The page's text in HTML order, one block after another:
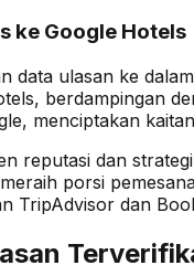
ke Google Hotels
data ulasan ke
berdampingan
menciptakan
reputasi dan
porsi
TripAdvisor dan